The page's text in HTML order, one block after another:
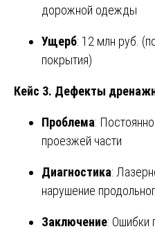
дорожной одежды
Ущерб: 12 млн руб.
покрытия)
Кейс 3. Дефекты
Проблема:
проезжей части
Диагностика:
нарушение
Заключение: Ошибки